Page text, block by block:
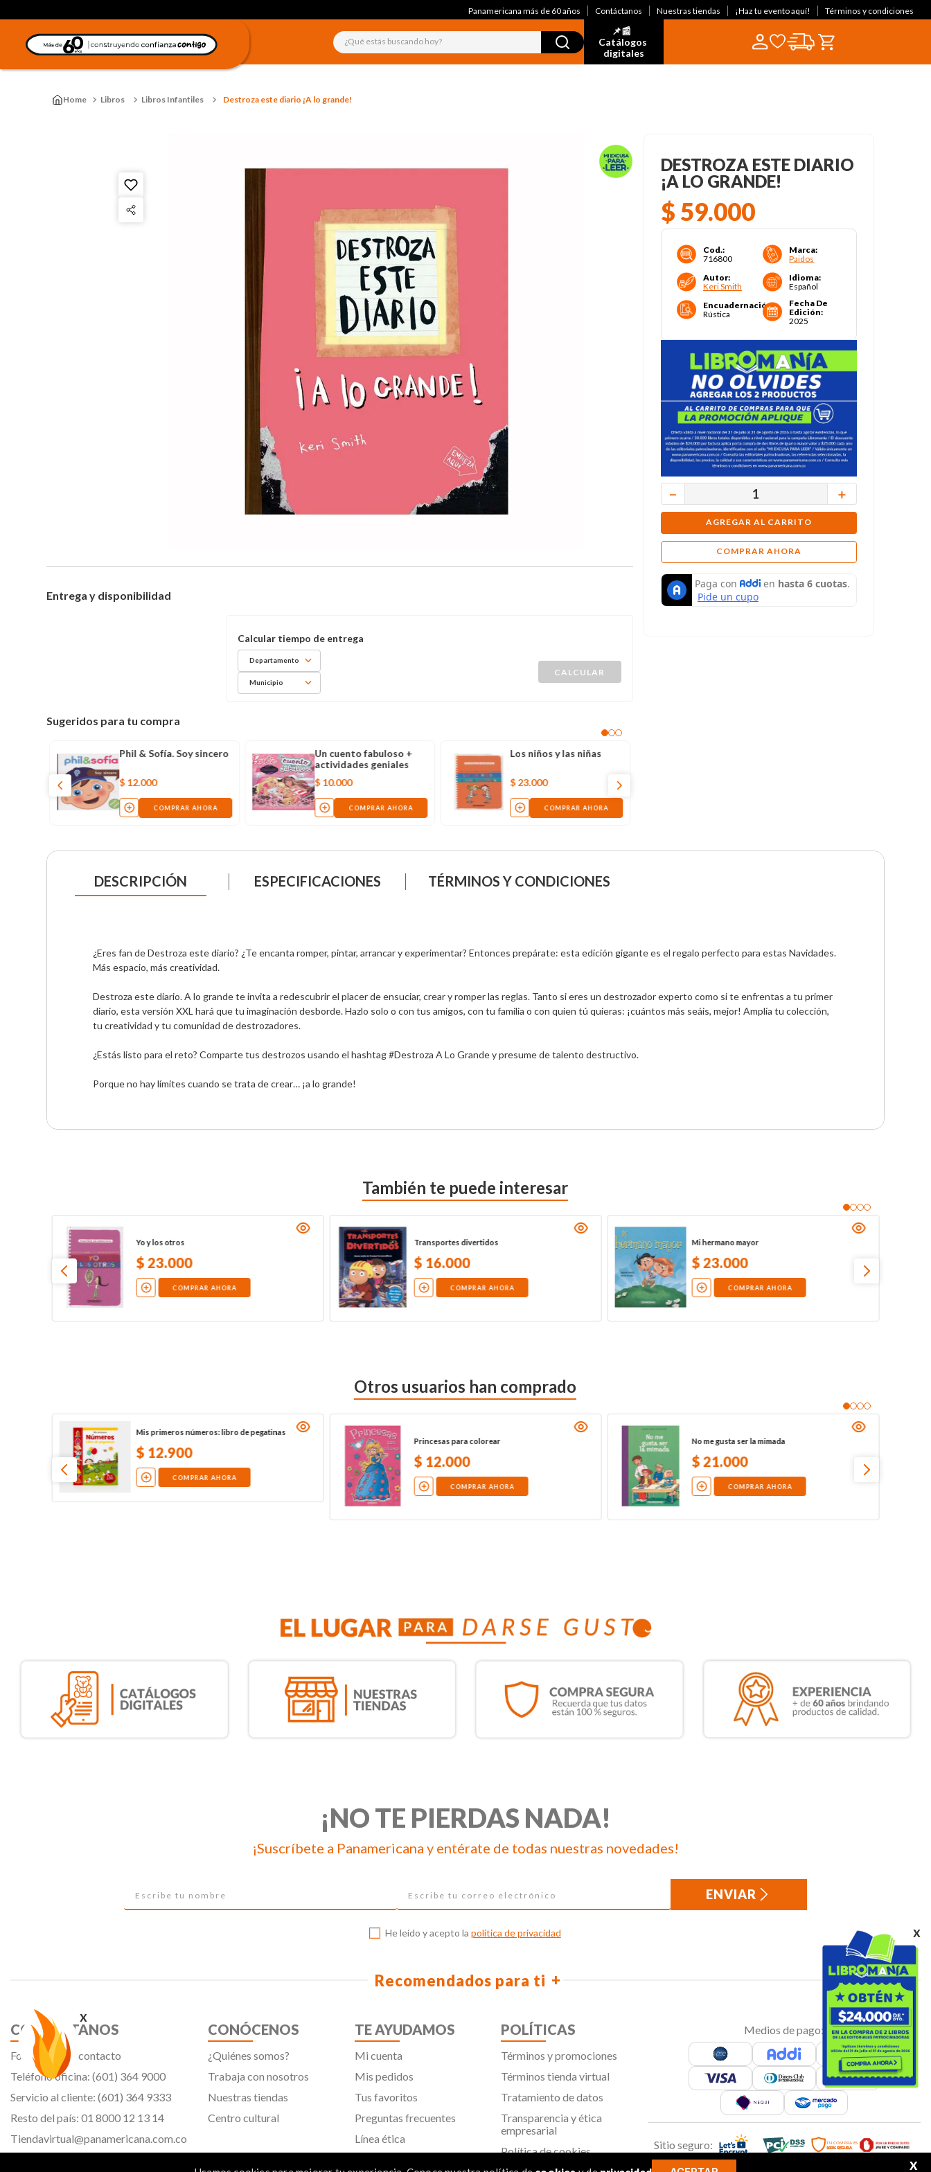
x
x
X
Panamericana más de 60 años Contáctanos Nuestras tiendas ¡Haz tu evento aquí! Términos y condiciones
¿Qué estás buscando hoy?
📌📰
Catálogos
digitales
Libros Libros Infantiles Destroza este diario ¡A lo grande!
Entrega y disponibilidad
Departamento
Municipio
Sugeridos para tu compra
Phil & Sofía. Soy sincero
$ 12.000
COMPRAR AHORA
Un cuento fabuloso +
actividades geniales
$ 10.000
COMPRAR AHORA
Los niños y las niñas
$ 23.000
COMPRAR AHORA
DESTROZA ESTE DIARIO
¡A LO GRANDE!
$ 59.000
Cod.:
716800
Marca:
Paidos
Autor:
Keri Smith
Idioma:
Español
Encuadernación:
Rústica
Fecha De
Edición:
2025
＋
－
AGREGAR AL CARRITO
COMPRAR AHORA
DESCRIPCIÓN ESPECIFICACIONES TÉRMINOS Y CONDICIONES
¿Eres fan de Destroza este diario? ¿Te encanta romper, pintar, arrancar y experimentar? Entonces prepárate: esta edición gigante es el regalo perfecto para estas Navidades.
Más espacio, más creatividad.
Destroza este diario. A lo grande te invita a redescubrir el placer de ensuciar, crear y romper las reglas. Tanto si eres un destrozador experto como si te enfrentas a tu primer
diario, esta versión XXL hará que tu imaginación desborde. Hazlo solo o con tus amigos, con tu familia o con quien tú quieras: ¡cuántos más seáis, mejor! Amplía tu colección,
tu creatividad y tu comunidad de destrozadores.
¿Estás listo para el reto? Comparte tus destrozos usando el hashtag #Destroza A Lo Grande y presume de talento destructivo.
Porque no hay límites cuando se trata de crear… ¡a lo grande!
También te puede interesar
Yo y los otros
$23.000
COMPRAR AHORA
Transportes divertidos
$ 16.000
COMPRAR AHORA
Mi hermano mayor
$23.000
COMPRAR AHORA
Otros usuarios han comprado
Mis primeros números: libro de pegatinas
$ 12.900
COMPRAR AHORA
Princesas para colorear
$ 12.000
COMPRAR AHORA
No me gusta ser la mimada
$21.000
COMPRAR AHORA
¡NO TE PIERDAS NADA!
¡Suscríbete a Panamericana y entérate de todas nuestras novedades!
ENVIAR
He leído y acepto la política de privacidad
Recomendados para ti
CONTÁCTANOS
Formulario de contacto
Teléfono oficina: (601) 364 9000
Servicio al cliente: (601) 364 9333
Resto del país: 01 8000 12 13 14
Tiendavirtual@panamericana.com.co
CONÓCENOS
¿Quiénes somos?
Trabaja con nosotros
Nuestras tiendas
Centro cultural
TE AYUDAMOS
Mi cuenta
Mis pedidos
Tus favoritos
Preguntas frecuentes
Línea ética
POLÍTICAS
Términos y promociones
Términos tienda virtual
Tratamiento de datos
Transparencia y ética
empresarial
Política de cookies
Medios de pago:
Sitio seguro: